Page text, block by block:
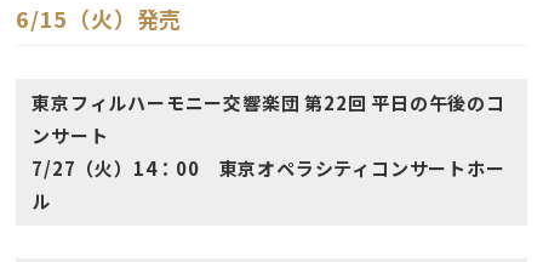
6/15（火）発売
東京フィルハーモニー交響楽団 第22回 平日の午後のコ
ンサート
7/27（火）14：00 東京オペラシティコンサートホー
ル